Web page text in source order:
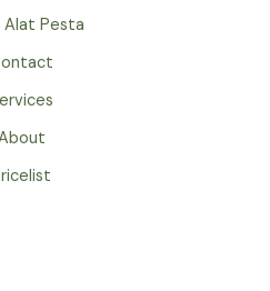
Alat Pesta